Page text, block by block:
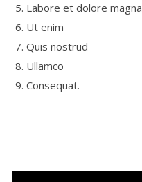
Labore et dolore magna
Ut enim
Quis nostrud
Ullamco
Consequat.